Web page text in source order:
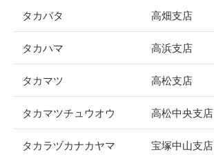
タカバタ 高畑支店
タカハマ 高浜支店
タカマツ 高松支店
タカマツチュウオウ 高松中央支店
タカラヅカナカヤマ 宝塚中山支店